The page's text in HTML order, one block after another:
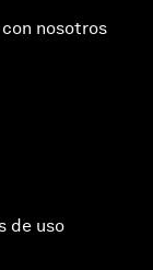
nosotros
de uso